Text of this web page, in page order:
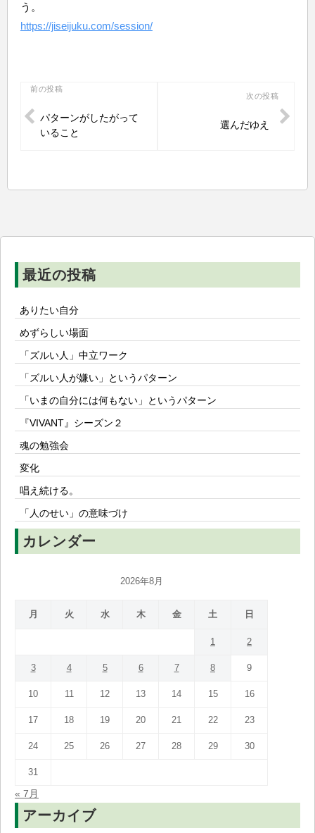
う。
https://jiseijuku.com/session/
投
稿
ー
前の投稿
パターンがしたがって
いること
次の投稿
選んだゆえ
最近の投稿
ありたい自分
めずらしい場面
「ズルい人」中立ワーク
「ズルい人が嫌い」というパターン
「いまの自分には何もない」というパターン
『VIVANT』シーズン２
魂の勉強会
変化
唱え続ける。
「人のせい」の意味づけ
カレンダー
2026年8月
月 火 水 木 金 土 日
1 2
3 4 5 6 7 8 9
10 11 12 13 14 15 16
17 18 19 20 21 22 23
24 25 26 27 28 29 30
31
« 7月
アーカイブ